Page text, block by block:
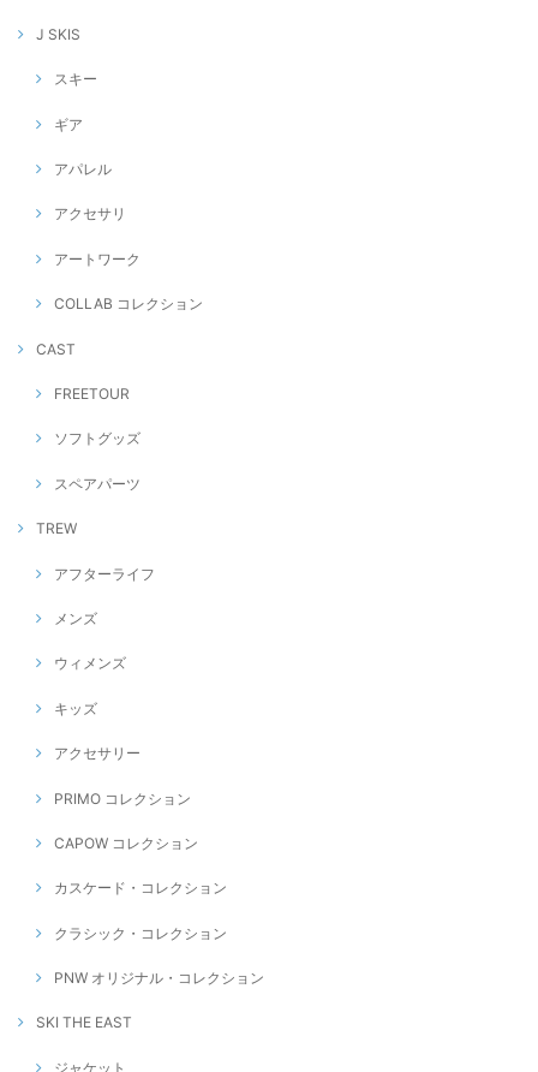
J SKIS
スキー
ギア
アパレル
アクセサリ
アートワーク
COLLAB コレクション
CAST
FREETOUR
ソフトグッズ
スペアパーツ
TREW
アフターライフ
メンズ
ウィメンズ
キッズ
アクセサリー
PRIMO コレクション
CAPOW コレクション
カスケード・コレクション
クラシック・コレクション
PNW オリジナル・コレクション
SKI THE EAST
ジャケット